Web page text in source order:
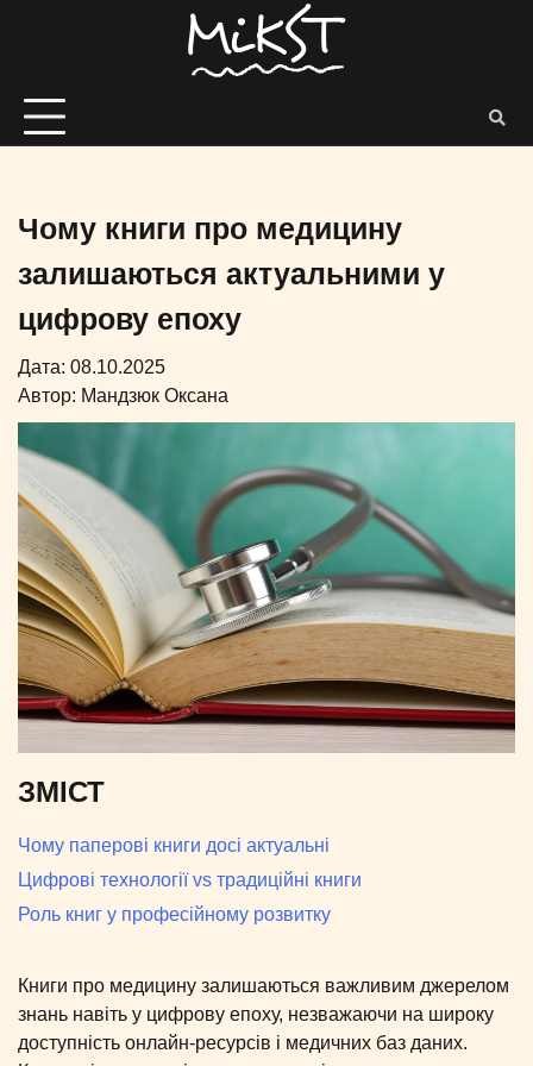
Чому книги про медицину
залишаються актуальними у
цифрову епоху
Дата: 08.10.2025
Автор: Мандзюк Оксана
ЗМІСТ
Чому паперові книги досі актуальні
Цифрові технології vs традиційні книги
Роль книг у професійному розвитку
Книги про медицину залишаються важливим джерелом
знань навіть у цифрову епоху, незважаючи на широку
доступність онлайн-ресурсів і медичних баз даних.